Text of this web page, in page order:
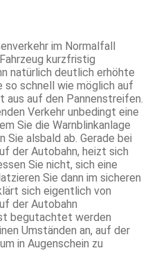
im Normalfall
kurzfristig
natürlich deutlich erhöhte
so schnell wie möglich auf
aus auf den Pannenstreifen.
Verkehr unbedingt eine
Sie die Warnblinkanlage
alsbald ab. Gerade bei
der Autobahn, heizt sich
Sie nicht, sich eine
Sie dann im sicheren
sich eigentlich von
der Autobahn
begutachtet werden
Umständen an, auf der
in Augenschein zu